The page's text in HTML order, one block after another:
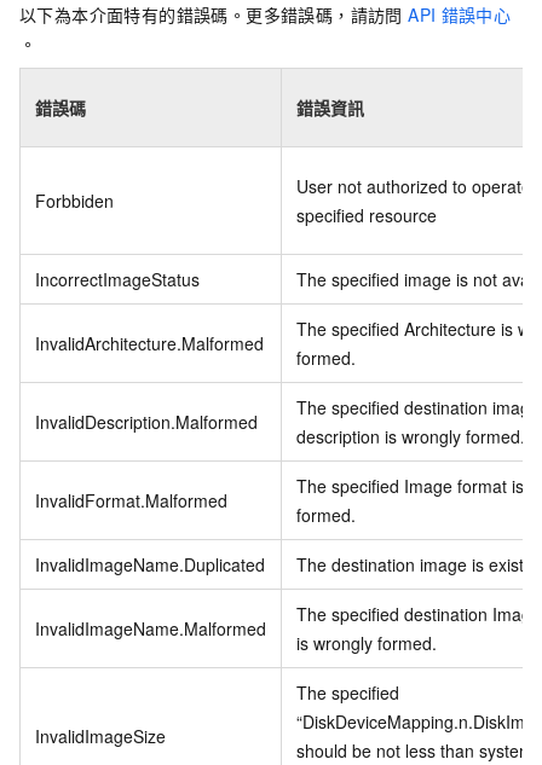
以下為本介面特有的錯誤碼。更多錯誤碼，請訪問API 錯誤中心
。
錯誤碼 錯誤資訊
Forbbiden
User not authorized to operate
specified resource
IncorrectImageStatus The specified image is not
InvalidArchitecture.Malformed
The specified Architecture is
formed.
InvalidDescription.Malformed
The specified destination image
description is wrongly formed.
InvalidFormat.Malformed
The specified Image format is
formed.
InvalidImageName.Duplicated The destination image is exist.
InvalidImageName.Malformed
The specified destination
is wrongly formed.
InvalidImageSize
The specified
should be not less than system